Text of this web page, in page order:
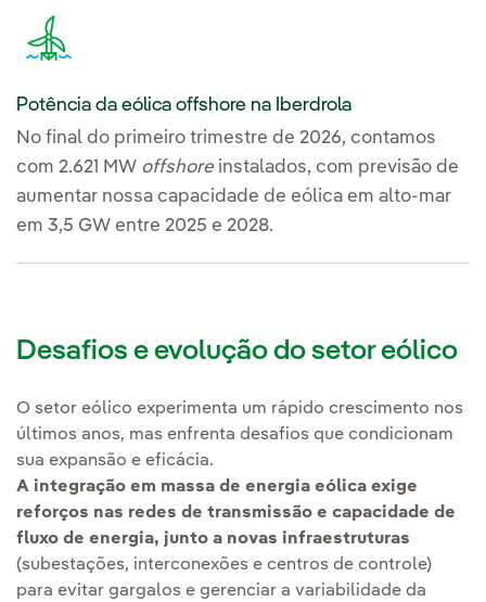
Potência da eólica offshore na Iberdrola
No final do primeiro trimestre de 2026, contamos
com 2.621 MW offshore instalados, com previsão de
aumentar nossa capacidade de eólica em alto-mar
em 3,5 GW entre 2025 e 2028.
Desafios e evolução do setor eólico
O setor eólico experimenta um rápido crescimento nos
últimos anos, mas enfrenta desafios que condicionam
sua expansão e eficácia.
A integração em massa de energia eólica exige
reforços nas redes de transmissão e capacidade de
fluxo de energia, junto a novas infraestruturas
(subestações, interconexões e centros de controle)
para evitar gargalos e gerenciar a variabilidade da